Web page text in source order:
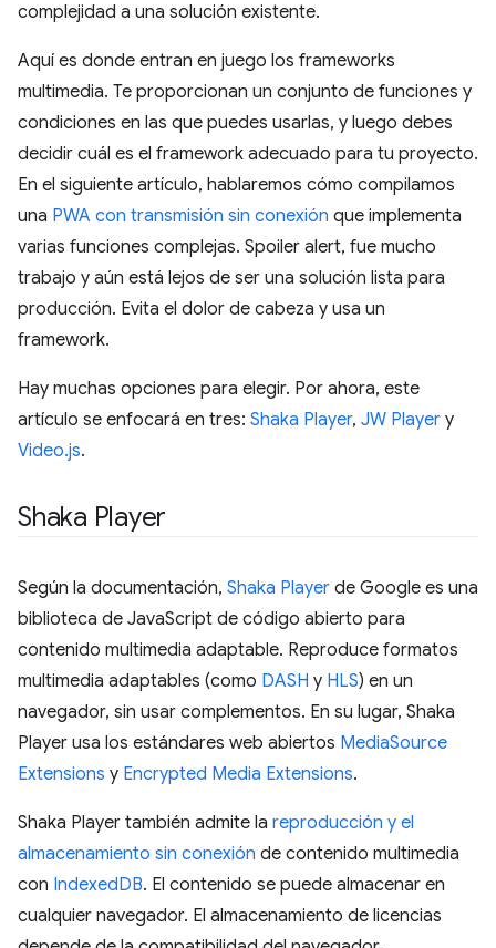
complejidad a una solución existente.
Aquí es donde entran en juego los frameworks
multimedia. Te proporcionan un conjunto de funciones y
condiciones en las que puedes usarlas, y luego debes
decidir cuál es el framework adecuado para tu proyecto.
En el siguiente artículo, hablaremos cómo compilamos
una PWA con transmisión sin conexión que implementa
varias funciones complejas. Spoiler alert, fue mucho
trabajo y aún está lejos de ser una solución lista para
producción. Evita el dolor de cabeza y usa un
framework.
Hay muchas opciones para elegir. Por ahora, este
artículo se enfocará en tres: Shaka Player, JW Player y
Video.js.
Shaka Player
Según la documentación, Shaka Player de Google es una
biblioteca de JavaScript de código abierto para
contenido multimedia adaptable. Reproduce formatos
multimedia adaptables (como DASH y HLS) en un
navegador, sin usar complementos. En su lugar, Shaka
Player usa los estándares web abiertos MediaSource
Extensions y Encrypted Media Extensions.
Shaka Player también admite la reproducción y el
almacenamiento sin conexión de contenido multimedia
con IndexedDB. El contenido se puede almacenar en
cualquier navegador. El almacenamiento de licencias